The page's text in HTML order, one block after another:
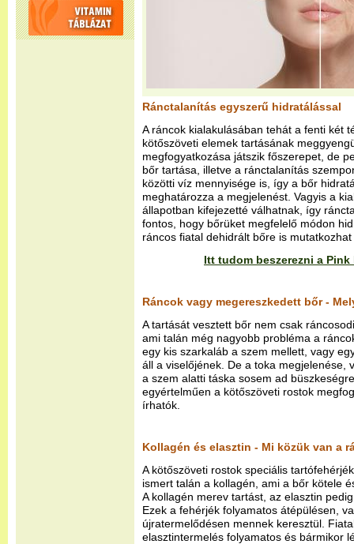
Ránctalanítás egyszerű hidratálással
A ráncok kialakulásában tehát a fenti két
kötőszöveti elemek tartásának
megfogyatkozása játszik főszerepet, de
bőr tartása, illetve a ránctalanítás
közötti víz mennyisége is, így a bőr
meghatározza a megjelenést. Vagyis a
állapotban kifejezetté válhatnak, így
fontos, hogy bőrüket megfelelő módon
ráncos fiatal dehidrált bőre is
Itt tudom beszerezni a
Ráncok vagy megereszkedett bőr -
A tartását vesztett bőr nem csak
ami talán még nagyobb probléma a
egy kis szarkaláb a szem mellett, vagy
áll a viselőjének. De a toka megjelenése,
a szem alatti táska sosem ad
egyértelműen a kötőszöveti rostok
írhatók.
Kollagén és elasztin - Mi közük van a
A kötőszöveti rostok speciális
ismert talán a kollagén, ami a bőr kötele
A kollagén merev tartást, az elasztin
Ezek a fehérjék folyamatos átépülésen,
újratermelődésen mennek keresztül.
elasztintermelés folyamatos és bármikor